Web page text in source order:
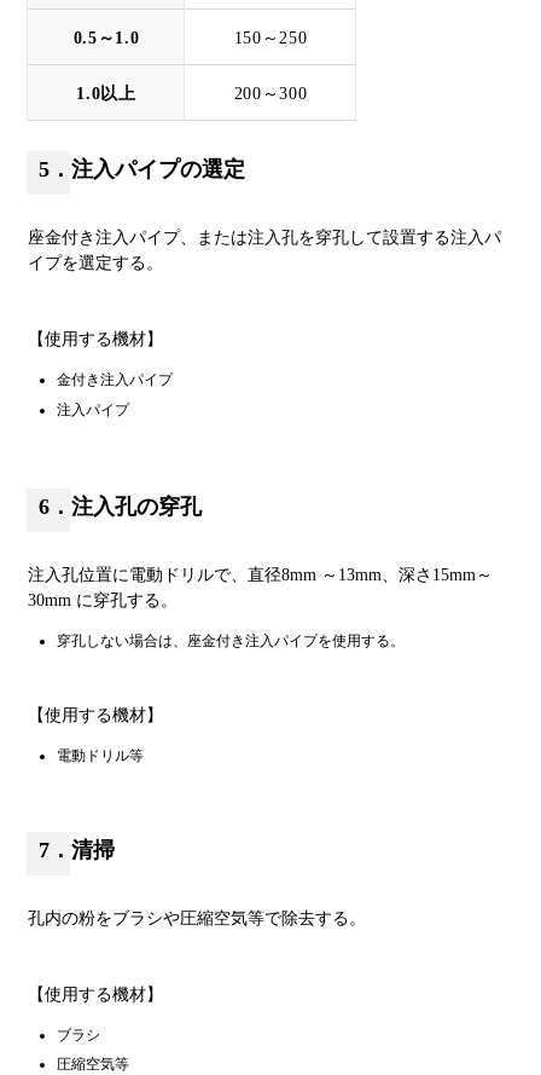
0.5～1.0 150～250
1.0以上 200～300
5．注入パイプの選定
座金付き注入パイプ、または注入孔を穿孔して設置する注入パ
イプを選定する。
【使用する機材】
金付き注入パイプ
注入パイプ
6．注入孔の穿孔
注入孔位置に電動ドリルで、直径8mm ～13mm、深さ15mm～
30mm に穿孔する。
穿孔しない場合は、座金付き注入パイプを使用する。
【使用する機材】
電動ドリル等
7．清掃
孔内の粉をブラシや圧縮空気等で除去する。
【使用する機材】
ブラシ
圧縮空気等